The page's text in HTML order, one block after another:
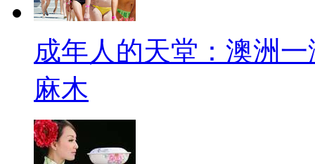
成年人的天堂：澳洲
麻木